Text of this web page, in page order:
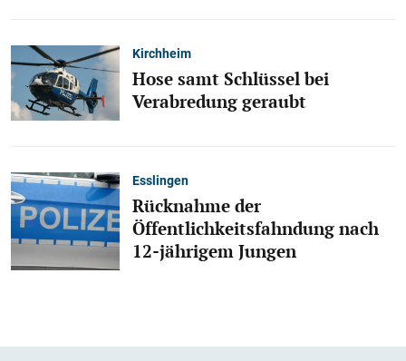
Kirchheim
Hose samt Schlüssel bei
Verabredung geraubt
Esslingen
Rücknahme der
Öffentlichkeitsfahndung nach
12-jährigem Jungen